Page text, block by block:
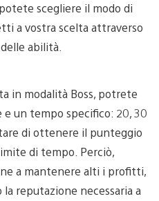
scegliere il modo di
a vostra scelta attraverso
abilità.
in modalità Boss, potrete
un tempo specifico: 20, 30
di ottenere il punteggio
di tempo. Perciò,
a mantenere alti i profitti,
reputazione necessaria a